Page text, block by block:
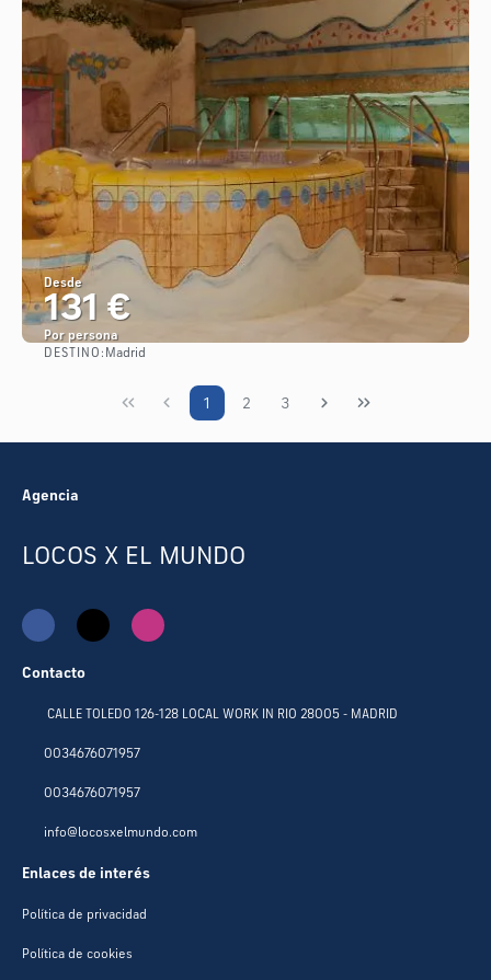
Desde
131 €
Por persona
DESTINO: Madrid
1 2 3
Agencia
LOCOS X EL MUNDO
Contacto
CALLE TOLEDO 126-128 LOCAL WORK IN RIO 28005 - MADRID
0034676071957
0034676071957
info@locosxelmundo.com
Enlaces de interés
Política de privacidad
Política de cookies